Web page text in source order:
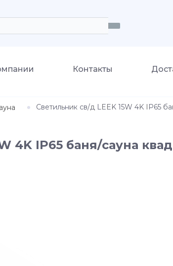
Контакты
Светильник св/д LEEK 15W 4K IP65
4K IP65 баня/сауна